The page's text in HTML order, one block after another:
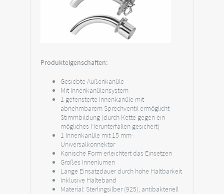
Produkteigenschaften:
Gesiebte Außenkanüle
Mit Innenkanülensystem
1 gefensterte Innenkanüle mit
abnehmbarem Sprechventil ermöglicht
Stimmbildung (durch Kette gegen ein
mögliches Herunterfallen gesichert)
1 Innenkanüle mit 15 mm-
Universalkonnektor
Konische Form erleichtert das Einsetzen
Großes Innenlumen
Lange Einsatzdauer durch hohe Haltbarkeit
Inklusive Halteband
Material: Sterlingsilber (925), antibakteriell